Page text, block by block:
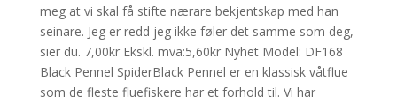
meg at vi skal få stifte nærare bekjentskap med han
seinare. Jeg er redd jeg ikke føler det samme som deg,
sier du. 7,00kr Ekskl. mva:5,60kr Nyhet Model: DF168
Black Pennel SpiderBlack Pennel er en klassisk våtflue
som de fleste fluefiskere har et forhold til. Vi har